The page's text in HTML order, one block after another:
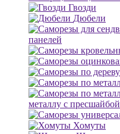
Гвозди
Дюбели
панелей
металлу с пресшайбой
Хомуты